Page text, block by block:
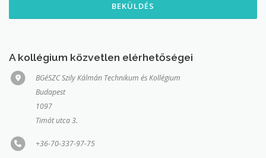
A kollégium közvetlen elérhetőségei
BGéSZC Szily Kálmán Technikum és Kollégium
Budapest
1097
Timót utca 3.
+36-70-337-97-75